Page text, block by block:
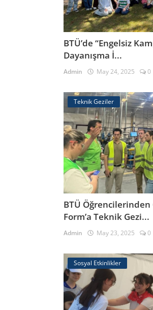
BTÜ’de “Engelsiz
Dayanışma İ...
Admin May 24, 2025 0
Teknik Geziler
BTÜ
Form’a Teknik Gezi...
Admin May 23, 2025 0
Sosyal Etkinlikler